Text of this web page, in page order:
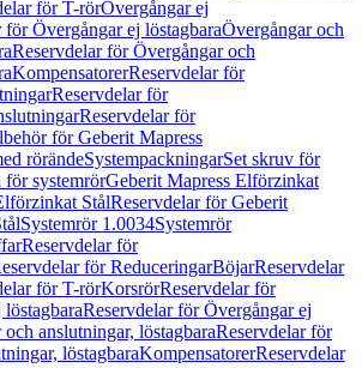
för T-rörÖvergångar ej
för Övergångar ej löstagbaraÖvergångar och
Reservdelar för Övergångar och
KompensatorerReservdelar för
Reservdelar för
Reservdelar för
för Geberit Mapress
rörändeSystempackningarSet skruv för
för systemrörGeberit Mapress Elförzinkat
StålReservdelar för Geberit
Systemrör 1.0034Systemrör
Reservdelar för
för ReduceringarBöjarReservdelar
för T-rörKorsrörReservdelar för
Reservdelar för Övergångar ej
anslutningar, löstagbaraReservdelar för
löstagbaraKompensatorerReservdelar